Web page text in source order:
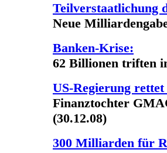
Teilverstaatlichung
Neue
Banken-Krise:
62 Billionen triften
US-Regierung
Finanztochter
(30.12.08)
300 Milliarden für